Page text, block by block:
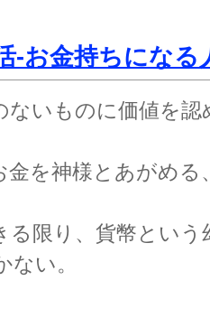
-お金持ちになる
ないものに価値を
金を神様とあがめる
る限り、貨幣とい
い。